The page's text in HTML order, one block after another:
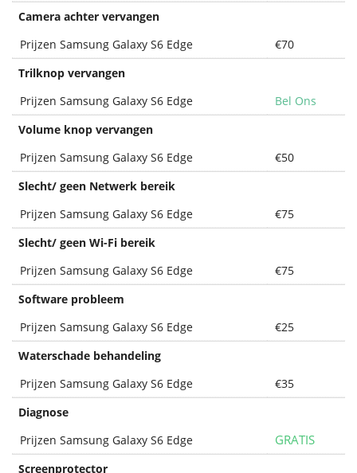
Camera achter vervangen
Prijzen Samsung Galaxy S6 Edge
€70
Trilknop vervangen
Prijzen Samsung Galaxy S6 Edge
Bel Ons
Volume knop vervangen
Prijzen Samsung Galaxy S6 Edge
€50
Slecht/ geen Netwerk bereik
Prijzen Samsung Galaxy S6 Edge
€75
Slecht/ geen Wi-Fi bereik
Prijzen Samsung Galaxy S6 Edge
€75
Software probleem
Prijzen Samsung Galaxy S6 Edge
€25
Waterschade behandeling
Prijzen Samsung Galaxy S6 Edge
€35
Diagnose
Prijzen Samsung Galaxy S6 Edge
GRATIS
Screenprotector